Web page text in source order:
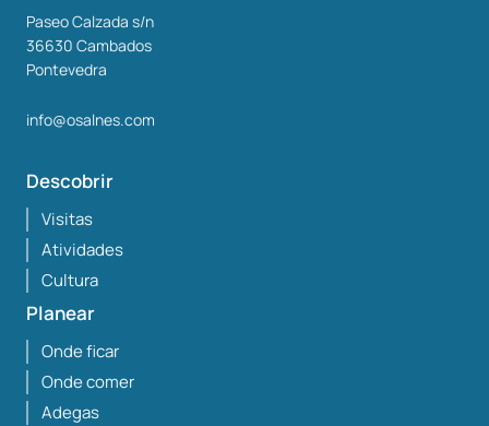
Paseo Calzada s/n
36630 Cambados
Pontevedra
info@osalnes.com
Descobrir
Visitas
Atividades
Cultura
Planear
Onde ficar
Onde comer
Adegas